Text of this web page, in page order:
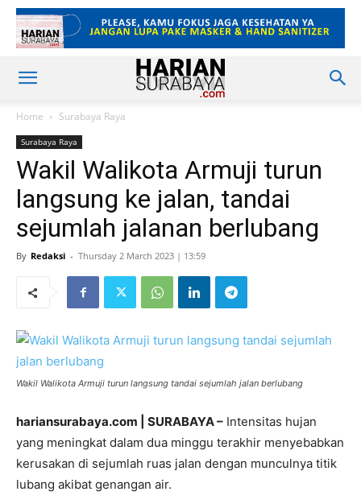
Home Surabaya Raya
Surabaya Raya
Wakil Walikota Armuji turun
langsung ke jalan, tandai
sejumlah jalanan berlubang
By Redaksi - Thursday 2 March 2023 | 13:59
Wakil Walikota Armuji turun langsung tandai sejumlah jalan berlubang
hariansurabaya.com | SURABAYA – Intensitas hujan
yang meningkat dalam dua minggu terakhir menyebabkan
kerusakan di sejumlah ruas jalan dengan munculnya titik
lubang akibat genangan air.